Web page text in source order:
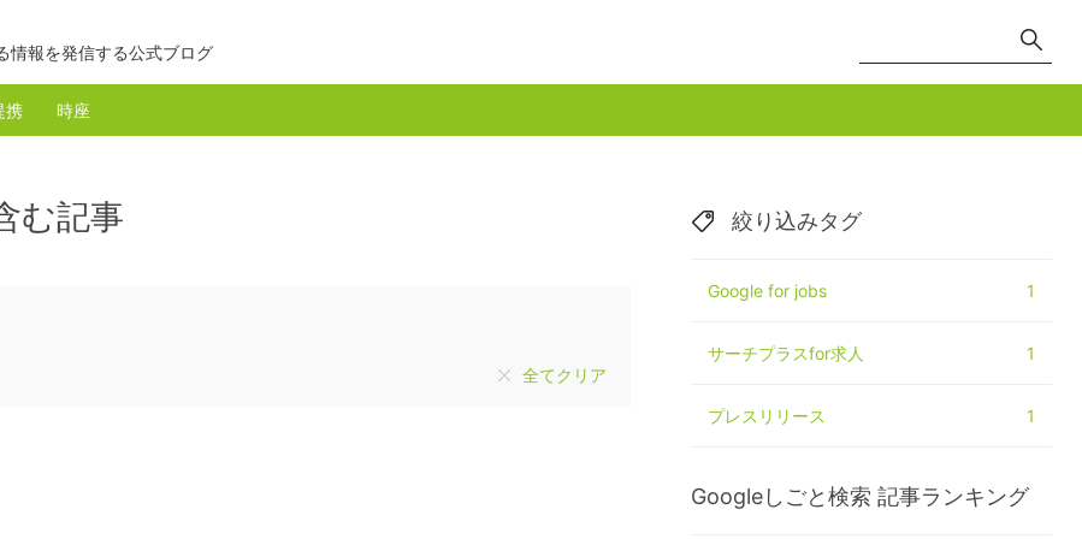
情報を発信する公式ブログ
携 時座
む記事
全てクリア
絞り込みタグ
Google for jobs 1
サーチプラスfor求人 1
プレスリリース 1
Googleしごと検索 記事ランキング